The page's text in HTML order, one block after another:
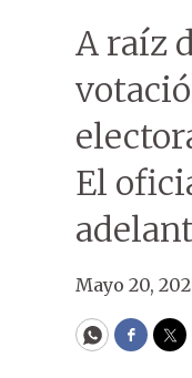
A raíz
El
Mayo 20,